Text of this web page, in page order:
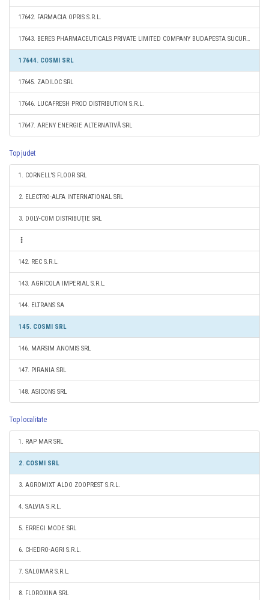
17642. FARMACIA OPRIS S.R.L.
17643. BERES PHARMACEUTICALS PRIVATE LIMITED COMPANY BUDAPESTA SUCURSALA SÎNTANA DE MUREȘ
17644. COSMI SRL
17645. ZADILOC SRL
17646. LUCAFRESH PROD DISTRIBUTION S.R.L.
17647. ARENY ENERGIE ALTERNATIVĂ SRL
Top judet
1. CORNELL'S FLOOR SRL
2. ELECTRO-ALFA INTERNATIONAL SRL
3. DOLY-COM DISTRIBUŢIE SRL
142. REC S.R.L.
143. AGRICOLA IMPERIAL S.R.L.
144. ELTRANS SA
145. COSMI SRL
146. MARSIM ANOMIS SRL
147. PIRANIA SRL
148. ASICONS SRL
Top localitate
1. RAP MAR SRL
2. COSMI SRL
3. AGROMIXT ALDO ZOOPREST S.R.L.
4. SALVIA S.R.L.
5. ERREGI MODE SRL
6. CHEDRO-AGRI S.R.L.
7. SALOMAR S.R.L.
8. FLOROXINA SRL